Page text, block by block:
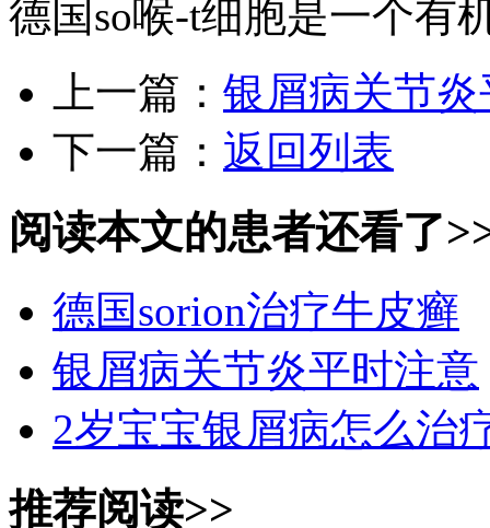
德国so喉-t细胞是一个有
上一篇： 银屑病关节
下一篇： 返回列表
阅读本文的患者还看了
德国sorion治疗牛皮癣
银屑病关节炎平时注意
2岁宝宝银屑病怎么治
推荐阅读>>